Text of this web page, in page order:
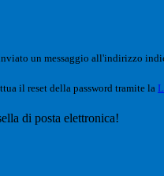
un messaggio all'indirizzo
il reset della password tramite la
di posta elettronica!